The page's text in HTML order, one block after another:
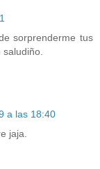
sorprenderme tus
a las 18:40
jaja.